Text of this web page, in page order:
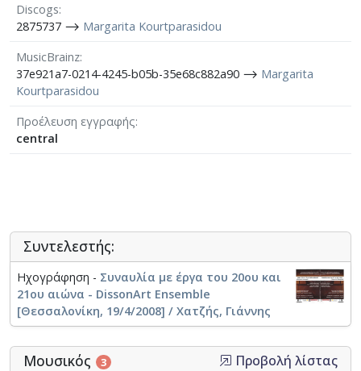
Discogs
2875737 ⟶ Margarita Kourtparasidou
MusicBrainz
37e921a7-0214-4245-b05b-35e68c882a90 ⟶ Margarita
Kourtparasidou
Προέλευση εγγραφής
central
Συντελεστής:
Ηχογράφηση - Συναυλία με έργα του 20ου και
21ου αιώνα - DissonArt Ensemble
[Θεσσαλονίκη, 19/4/2008] / Χατζής, Γιάννης
Μουσικός 3 Προβολή λίστας